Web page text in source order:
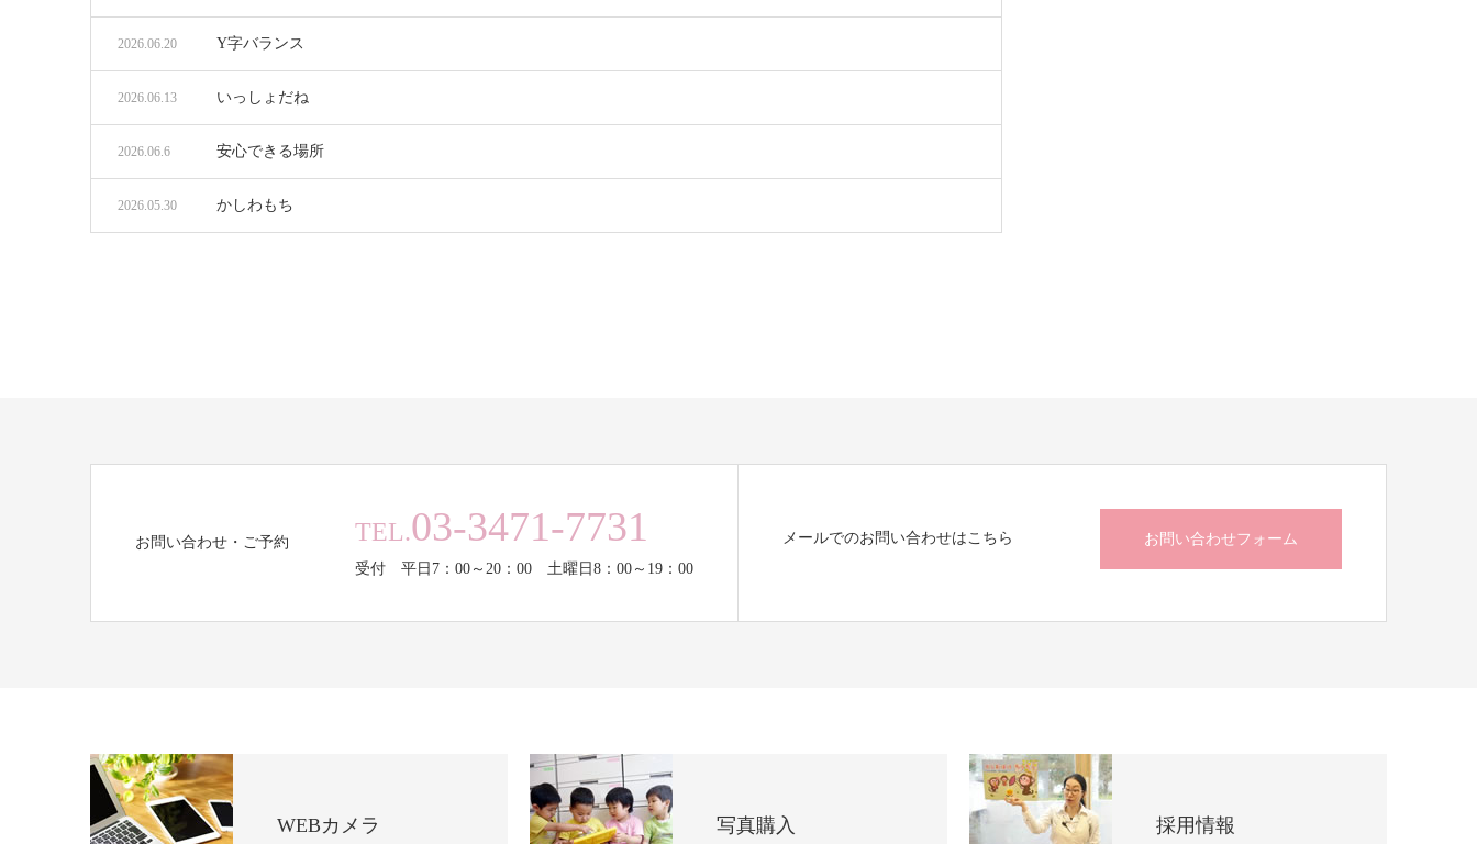
Y字バランス
2026.06.20
いっしょだね
2026.06.13
安心できる場所
2026.06.6
かしわもち
2026.05.30
お問い合わせ・ご予約 TEL.03-3471-7731
受付 平日7：00～20：00 土曜日8：00～19：00
メールでのお問い合わせはこちら お問い合わせフォーム
WEBカメラ 写真購入 採用情報